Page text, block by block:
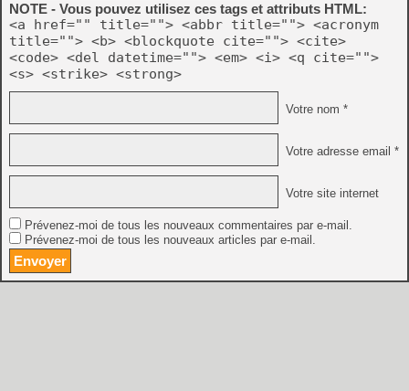
NOTE - Vous pouvez utilisez ces tags et attributs HTML:
<a href="" title=""> <abbr title=""> <acronym
title=""> <b> <blockquote cite=""> <cite>
<code> <del datetime=""> <em> <i> <q cite="">
<s> <strike> <strong>
Votre nom *
Votre adresse email *
Votre site internet
Prévenez-moi de tous les nouveaux commentaires par e-mail.
Prévenez-moi de tous les nouveaux articles par e-mail.